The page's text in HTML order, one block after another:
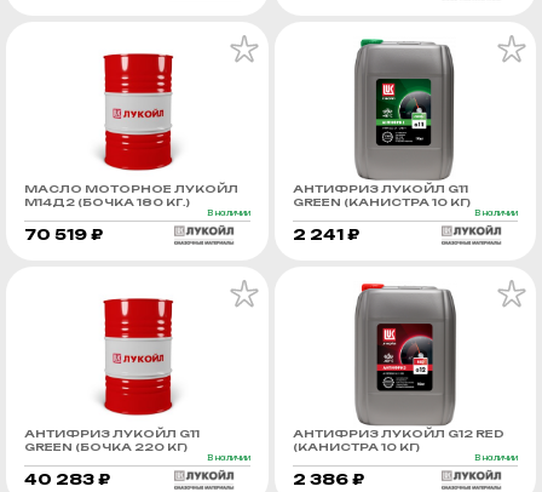
МАСЛО МОТОРНОЕ ЛУКОЙЛ
М14Д2 (БОЧКА 180 КГ.)
В наличии
70 519 ₽
АНТИФРИЗ ЛУКОЙЛ G11
GREEN (КАНИСТРА 10 КГ)
В наличии
2 241 ₽
АНТИФРИЗ ЛУКОЙЛ G11
GREEN (БОЧКА 220 КГ)
В наличии
40 283 ₽
АНТИФРИЗ ЛУКОЙЛ G12 RED
(КАНИСТРА 10 КГ)
В наличии
2 386 ₽